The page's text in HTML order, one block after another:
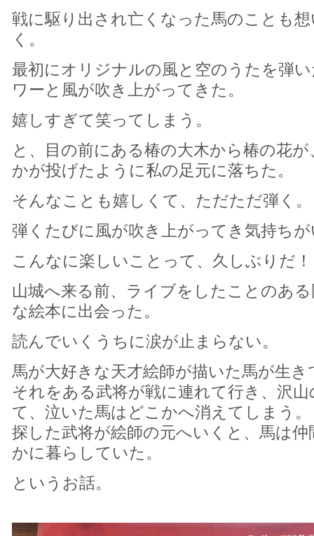
戦に駆り出され亡くなった馬のことも
く。
最初にオリジナルの風と空のうたを弾
ワーと風が吹き上がってきた。
嬉しすぎて笑ってしまう。
と、目の前にある椿の大木から椿の花
かが投げたように私の足元に落ちた。
そんなことも嬉しくて、ただただ弾く。
弾くたびに風が吹き上がってき気持ち
こんなに楽しいことって、久しぶりだ
山城へ来る前、ライブをしたことのあ
な絵本に出会った。
読んでいくうちに涙が止まらない。
馬が大好きな天才絵師が描いた馬が生
それをある武将が戦に連れて行き、沢
て、泣いた馬はどこかへ消えてしまう。
探した武将が絵師の元へいくと、馬は
かに暮らしていた。
というお話。